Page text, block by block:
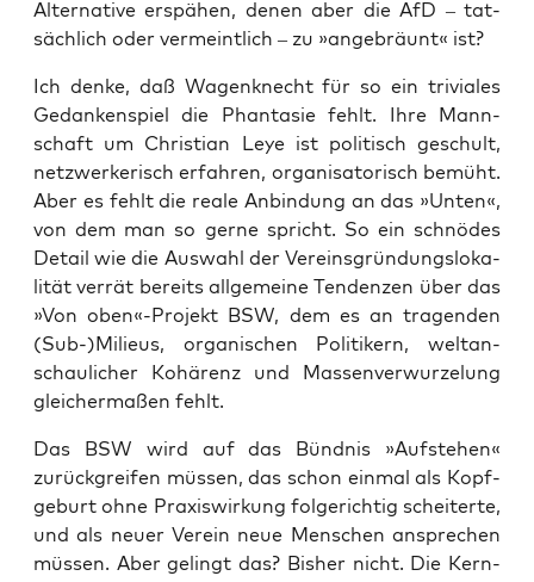
Alter­na­ti­ve erspä­hen, denen aber die AfD – tat­
säch­lich oder ver­meint­lich – zu »ange­bräunt« ist?
Ich den­ke, daß Wagen­knecht für so ein tri­via­les
Gedan­ken­spiel die Phan­ta­sie fehlt. Ihre Mann­
schaft um Chris­ti­an Leye ist poli­tisch geschult,
netz­wer­ke­risch erfah­ren, orga­ni­sa­to­risch bemüht.
Aber es fehlt die rea­le Anbin­dung an das »Unten«,
von dem man so ger­ne spricht. So ein schnö­des
Detail wie die Aus­wahl der Ver­eins­grün­dungs­lo­ka­
li­tät ver­rät bereits all­ge­mei­ne Ten­den­zen über das
»Von oben«-Projekt BSW, dem es an tra­gen­den
(Sub-)Milieus, orga­ni­schen Poli­ti­kern, welt­an­
schau­li­cher Kohä­renz und Mas­sen­ver­wur­ze­lung
glei­cher­ma­ßen fehlt.
Das BSW wird auf das Bünd­nis »Auf­ste­hen«
zurück­grei­fen müs­sen, das schon ein­mal als Kopf­
ge­burt ohne Pra­xis­wir­kung fol­ge­rich­tig schei­ter­te,
und als neu­er Ver­ein neue Men­schen anspre­chen
müs­sen. Aber gelingt das? Bis­her nicht. Die Kern­